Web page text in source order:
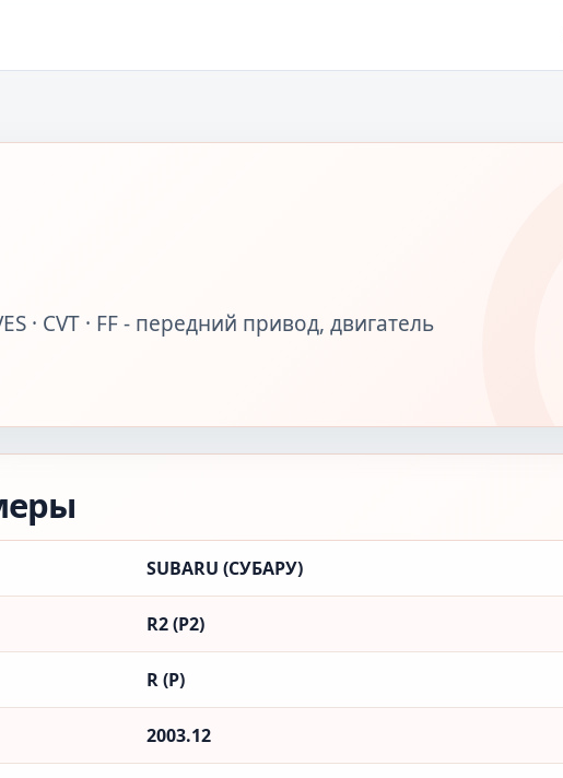
· CVT · FF - передний привод, двигатель
SUBARU (СУБАРУ)
R2 (Р2)
R (Р)
2003.12